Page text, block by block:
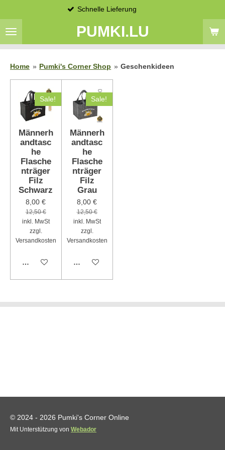
Hauptinhalt
springen
PUMKI.LU
Schnelle Lieferung
Home » Pumki's Corner Shop » Geschenkideen
Sale!
Männerh
andtasc
he
Flasche
nträger
Filz
Schwarz
8,00 €
12,50 €
inkl. MwSt
zzgl.
Versandkosten
In den Warenkorb
Sale!
Männerh
andtasc
he
Flasche
nträger
Filz
Grau
8,00 €
12,50 €
inkl. MwSt
zzgl.
Versandkosten
In den Warenkorb
© 2024 - 2026 Pumki's Corner Online
Mit Unterstützung von Webador